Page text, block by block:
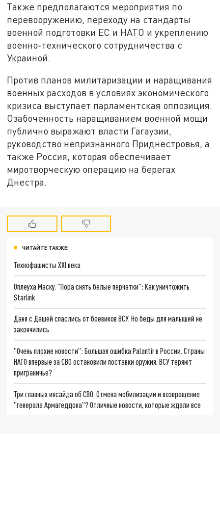
Также предполагаются мероприятия по
перевооружению, переходу на стандарты
военной подготовки ЕС и НАТО и укреплению
военно‑технического сотрудничества с
Украиной.
Против планов милитаризации и наращивания
военных расходов в условиях экономического
кризиса выступает парламентская оппозиция.
Озабоченность наращиванием военной мощи
публично выражают власти Гагаузии,
руководство непризнанного Приднестровья, а
также Россия, которая обеспечивает
миротворческую операцию на берегах
Днестра.
ЧИТАЙТЕ ТАКЖЕ:
Технофашисты XXI века
Оплеуха Маску. "Пора снять белые перчатки": Как уничтожить
Starlink
Даня с Дашей спаслись от боевиков ВСУ. Но беды для малышей не
закончились
"Очень плохие новости": Большая ошибка Palantir в России. Страны
НАТО впервые за СВО остановили поставки оружия. ВСУ теряют
приграничье?
Три главных инсайда об СВО. Отмена мобилизации и возвращение
"генерала Армагеддона"? Отличные новости, которые ждали все